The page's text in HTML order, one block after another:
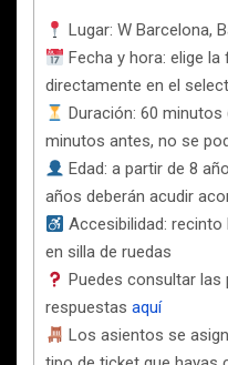
Lugar: W Barcelona,
Fecha y hora: elige
directamente en el
Duración: 60
minutos antes, no se
Edad: a partir de 8
años deberán acudir
Accesibilidad:
en silla de ruedas
Puedes consultar
respuestas aquí
Los asientos se